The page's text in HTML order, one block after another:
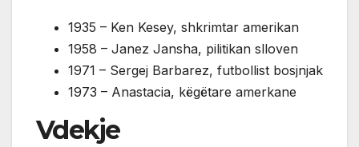
1935 – Ken Kesey, shkrimtar amerikan
1958 – Janez Jansha, pilitikan slloven
1971 – Sergej Barbarez, futbollist bosjnjak
1973 – Anastacia, këgëtare amerkane
Vdekje